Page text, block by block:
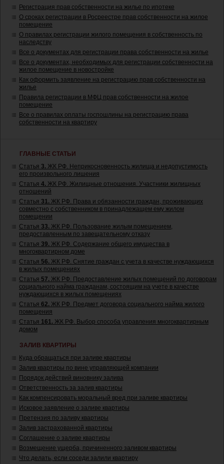
Регистрация прав собственности на жилье по ипотеке
О сроках регистрации в Росреестре прав собственности на жилое
помещение
О правилах регистрации жилого помещения в собственность по
наследству
Все о документах для регистрации права собственности на жилье
Все о документах, необходимых для регистрации собственности на
жилое помещение в новостройке
Как оформить заявление на регистрацию прав собственности на
жилье
Правила регистрации в МФЦ прав собственности на жилое
помещение
Все о правилах оплаты госпошлины на регистрацию права
собственности на квартиру
ГЛАВНЫЕ СТАТЬИ
Статья 3. ЖК РФ. Неприкосновенность жилища и недопустимость
его произвольного лишения
Статья 4. ЖК РФ. Жилищные отношения. Участники жилищных
отношений
Статья 31. ЖК РФ. Права и обязанности граждан, проживающих
совместно с собственником в принадлежащем ему жилом
помещении
Статья 33. ЖК РФ. Пользование жилым помещением,
предоставленным по завещательному отказу
Статья 39. ЖК РФ. Содержание общего имущества в
многоквартирном доме
Статья 56. ЖК РФ. Снятие граждан с учета в качестве нуждающихся
в жилых помещениях
Статья 57. ЖК РФ. Предоставление жилых помещений по договорам
социального найма гражданам, состоящим на учете в качестве
нуждающихся в жилых помещениях
Статья 62. ЖК РФ. Предмет договора социального найма жилого
помещения
Статья 161. ЖК РФ. Выбор способа управления многоквартирным
домом
ЗАЛИВ КВАРТИРЫ
Куда обращаться при заливе квартиры
Залив квартиры по вине управляющей компании
Порядок действий виновнику залива
Ответственность за залив квартиры
Как компенсировать моральный вред при заливе квартиры
Исковое заявление о заливе квартиры
Претензия по заливу квартиры
Залив застрахованной квартиры
Соглашение о заливе квартиры
Возмещение ущерба, причиненного заливом квартиры
Что делать, если соседи залили квартиру